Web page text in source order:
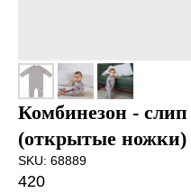
Комбинезон -
(открытые
SKU: 68889
420